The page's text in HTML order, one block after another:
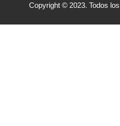
Copyright © 2023. Todos